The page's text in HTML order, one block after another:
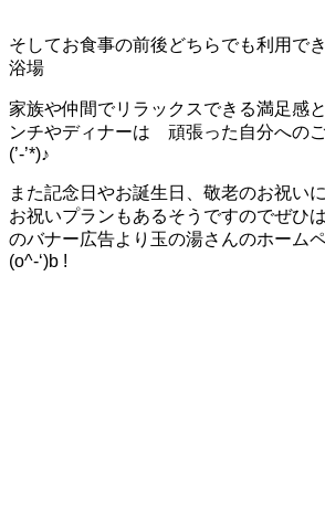
そしてお食事の前後どちらでも利用で
浴場
家族や仲間でリラックスできる満足感
ンチやディナーは 頑張った自分への
(’-’*)♪
また記念日やお誕生日、敬老のお祝い
お祝いプランもあるそうですのでぜひ
のバナー広告より玉の湯さんのホーム
(o^-‘)b !